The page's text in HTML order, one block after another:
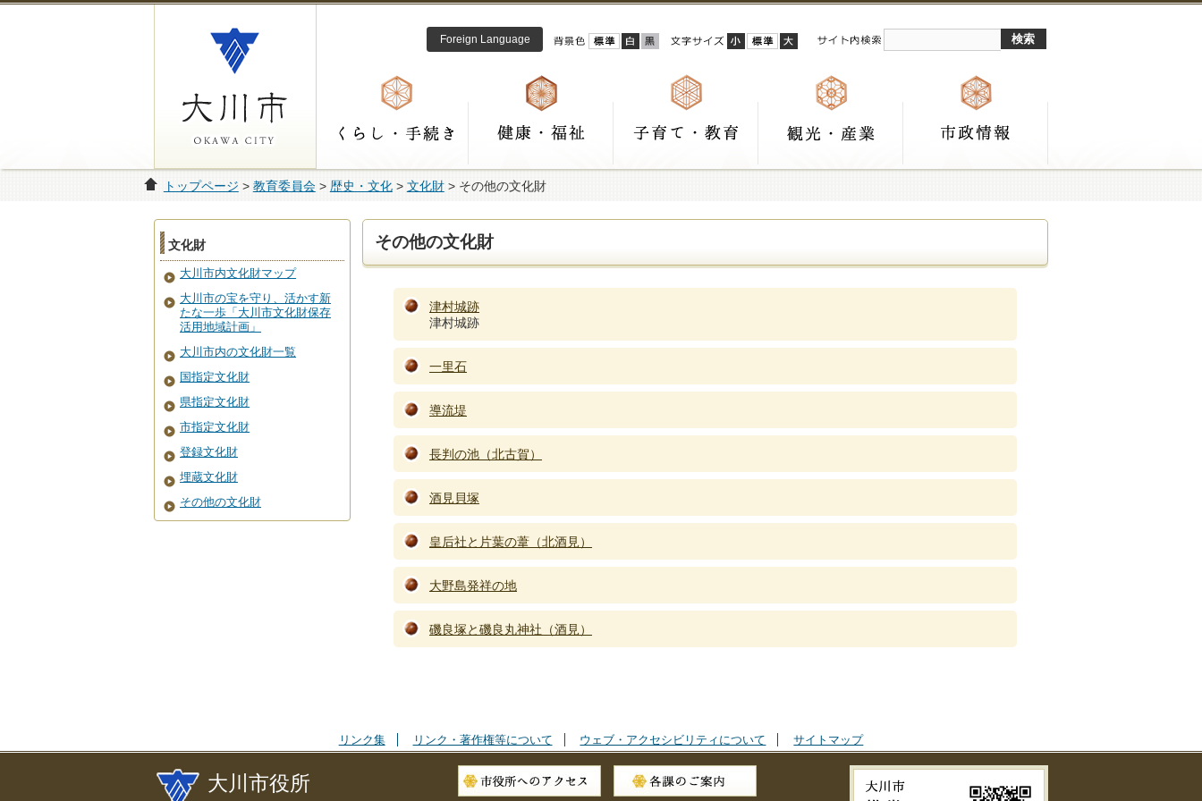
Foreign Language
トップページ > 教育委員会> 歴史・文化> 文化財> その他の文化財
その他の文化財
津村城跡
津村城跡
一里石
導流堤
長判の池（北古賀）
酒見貝塚
皇后社と片葉の葦（北酒見）
大野島発祥の地
磯良塚と磯良丸神社（酒見）
文化財
大川市内文化財マップ
大川市の宝を守り、活かす新
たな一歩「大川市文化財保存
活用地域計画」
大川市内の文化財一覧
国指定文化財
県指定文化財
市指定文化財
登録文化財
埋蔵文化財
その他の文化財
リンク集 リンク・著作権等について ウェブ・アクセシビリティについて サイトマップ
大川市役所